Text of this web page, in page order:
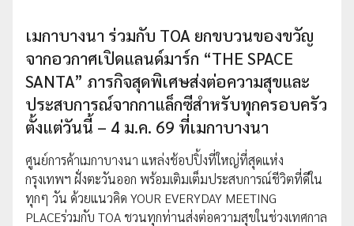
เมกาบางนา ร่วมกับ TOA ยกขบวนของขวัญ
จากอวกาศเปิดแลนด์มาร์ก “THE SPACE
SANTA” ภารกิจสุดพิเศษส่งต่อความสุขและ
ประสบการณ์จากกาแล็กซีสำหรับทุกครอบครัว
ตั้งแต่วันนี้ – 4 ม.ค. 69 ที่เมกาบางนา
ศูนย์การค้าเมกาบางนา แหล่งช้อปปิ้งที่ใหญ่ที่สุดแห่ง
กรุงเทพฯ ฝั่งตะวันออก พร้อมเติมเต็มประสบการณ์ชีวิตที่ดีใน
ทุกๆ วัน ด้วยแนวคิด YOUR EVERYDAY MEETING
PLACEร่วมกับ TOA ชวนทุกท่านส่งต่อความสุขในช่วงเทศกาล